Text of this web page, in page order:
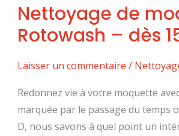
Nettoyage de
Rotowash – dès
Laisser un commentaire /
Redonnez vie à votre moquette
marquée par le passage du temps
D, nous savons à quel point un